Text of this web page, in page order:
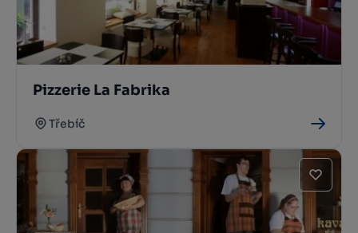
Pizzerie La Fabrika
Třebíč